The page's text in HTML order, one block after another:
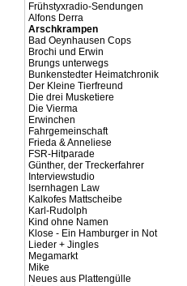
Frühstyxradio-Sendungen
Alfons Derra
Arschkrampen
Bad Oeynhausen Cops
Brochi und Erwin
Brungs unterwegs
Bunkenstedter Heimatchronik
Der Kleine Tierfreund
Die drei Musketiere
Die Vierma
Erwinchen
Fahrgemeinschaft
Frieda & Anneliese
FSR-Hitparade
Günther, der Treckerfahrer
Interviewstudio
Isernhagen Law
Kalkofes Mattscheibe
Karl-Rudolph
Kind ohne Namen
Klose - Ein Hamburger in Not
Lieder + Jingles
Megamarkt
Mike
Neues aus Plattengülle